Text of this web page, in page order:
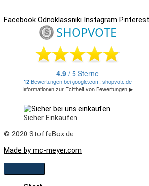
Facebook Odnoklassniki Instagram Pinterest
Sicher Einkaufen
© 2020 StoffeBox.de
Made by mc-meyer.com